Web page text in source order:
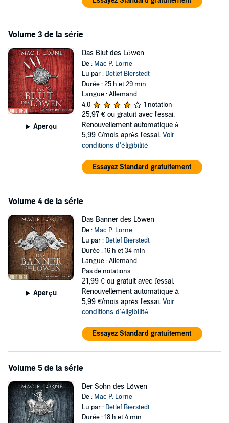
Volume 3 de la série
Aperçu
Das Blut des Löwen
De : Mac P. Lorne
Lu par : Detlef Bierstedt
Durée : 25 h et 29 min
Langue : Allemand
4,0
1 notation
25,97 € ou gratuit avec l'essai.
Renouvellement automatique à
5,99 €/mois après l'essai. Voir
conditions d'éligibilité
Essayez Standard gratuitement
Volume 4 de la série
Aperçu
Das Banner des Löwen
De : Mac P. Lorne
Lu par : Detlef Bierstedt
Durée : 16 h et 34 min
Langue : Allemand
Pas de notations
21,99 € ou gratuit avec l'essai.
Renouvellement automatique à
5,99 €/mois après l'essai. Voir
conditions d'éligibilité
Essayez Standard gratuitement
Volume 5 de la série
Der Sohn des Löwen
De : Mac P. Lorne
Lu par : Detlef Bierstedt
Durée : 18 h et 4 min